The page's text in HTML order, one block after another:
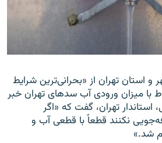
استان تهران از «بحرانی‌ترین شرایط
با میزان ورودی آب سدهای تهران خبر
تهران، گفت که «اگر
صرفه‌جویی نکنند قطعاً با قطعی آب و
شد.»